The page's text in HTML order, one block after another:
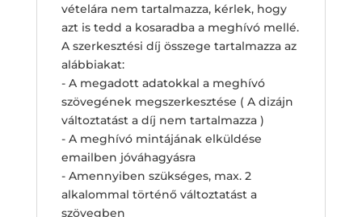
vételára nem tartalmazza, kérlek, hogy
azt is tedd a kosaradba a meghívó mellé.
A szerkesztési díj összege tartalmazza az
alábbiakat:
- A megadott adatokkal a meghívó
szövegének megszerkesztése ( A dizájn
változtatást a díj nem tartalmazza )
- A meghívó mintájának elküldése
emailben jóváhagyásra
- Amennyiben szükséges, max. 2
alkalommal történő változtatást a
szövegben